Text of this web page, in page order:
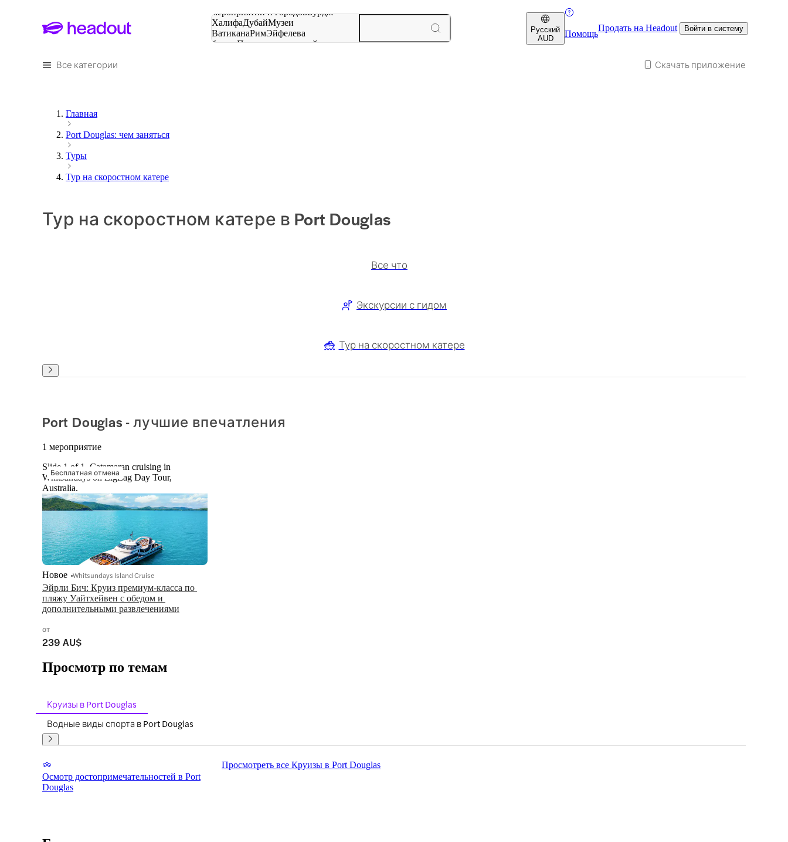
мероприятий и городовБурдж-
ХалифаДубайМузеи
ВатиканаРимЭйфелева
башняПарижмероприятий и
Русский
AUD
Помощь
Продать на Headout Войти в систему
Все категории Скачать приложение
Главная
Port Douglas: чем заняться
Туры
Тур на скоростном катере
Тур на скоростном катере в Port Douglas
Все что
Экскурсии с гидом
Тур на скоростном катере
Port Douglas - лучшие впечатления
1 мероприятие
Бесплатная отмена
Slide 1 of 1, Catamaran cruising in
Whitsundays on ZigZag Day Tour,
Australia.
Эйрли Бич: Круиз премиум-класса по
пляжу Уайтхейвен с обедом и
дополнительными развлечениями
Новое Whitsundays Island Cruise
от
239 AU$
Просмотр по темам
Круизы в Port Douglas
Водные виды спорта в Port Douglas
Осмотр достопримечательностей в Port
Douglas
Просмотреть все Круизы в Port Douglas